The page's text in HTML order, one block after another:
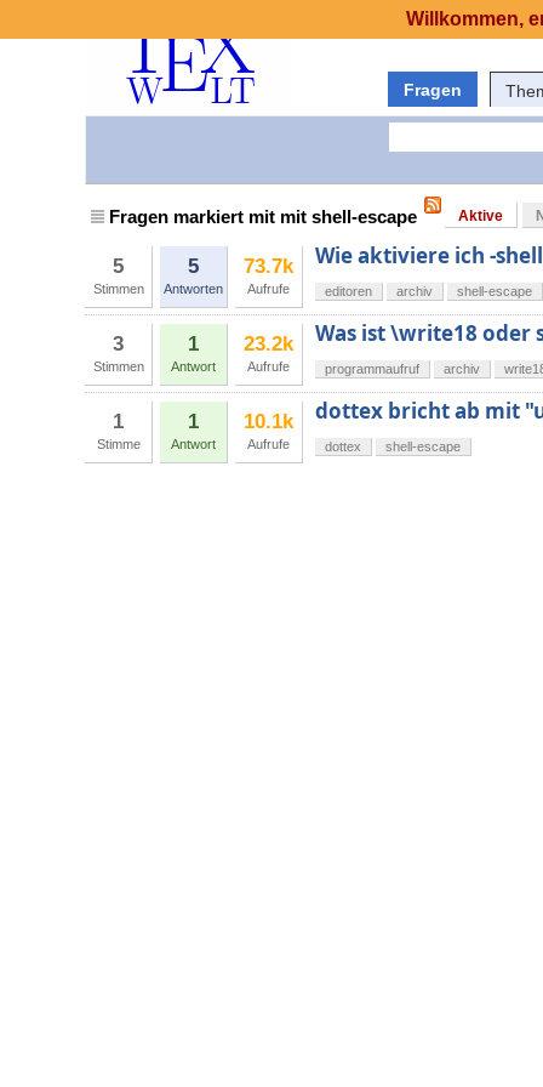
Fragen
Fragen markiert mit mit shell-escape Aktive
5
Stimmen
5
Antworten
73.7k
Aufrufe
Wie aktiviere ich -
editoren archiv shell-escape
3
Stimmen
1
Antwort
23.2k
Aufrufe
Was ist \write18 oder
programmaufruf archiv
1
Stimme
1
Antwort
10.1k
Aufrufe
dottex bricht ab mit
dottex shell-escape
Willkommen,